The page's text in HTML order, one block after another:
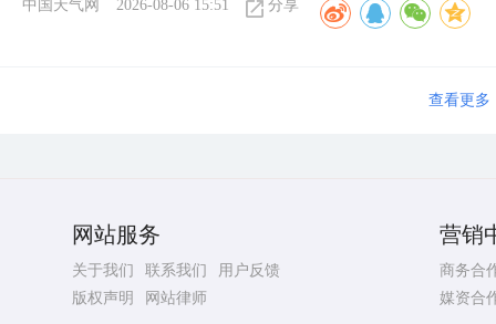
中国天气网 2026-08-06 15:51 分享
查看更多
网站服务
关于我们 联系我们
用户反馈
版权声明
网站律师
营销
商务合
媒资合